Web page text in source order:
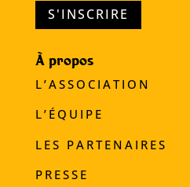
S'INSCRIRE
À propos
L’ASSOCIATION
L’ÉQUIPE
LES PARTENAIRES
PRESSE